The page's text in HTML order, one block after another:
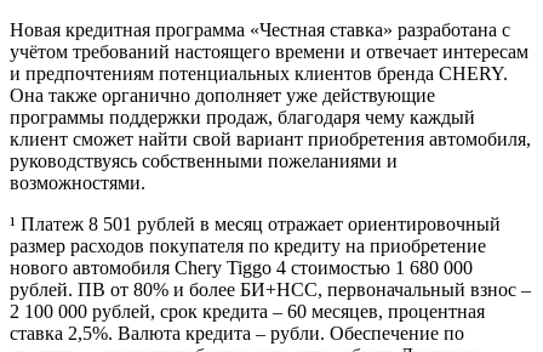
Новая кредитная программа «Честная ставка» разработана с
учётом требований настоящего времени и отвечает интересам
и предпочтениям потенциальных клиентов бренда CHERY.
Она также органично дополняет уже действующие
программы поддержки продаж, благодаря чему каждый
клиент сможет найти свой вариант приобретения автомобиля,
руководствуясь собственными пожеланиями и
возможностями.
¹ Платеж 8 501 рублей в месяц отражает ориентировочный
размер расходов покупателя по кредиту на приобретение
нового автомобиля Chery Tiggo 4 стоимостью 1 680 000
рублей. ПВ от 80% и более БИ+НСС, первоначальный взнос –
2 100 000 рублей, срок кредита – 60 месяцев, процентная
ставка 2,5%. Валюта кредита – рубли. Обеспечение по